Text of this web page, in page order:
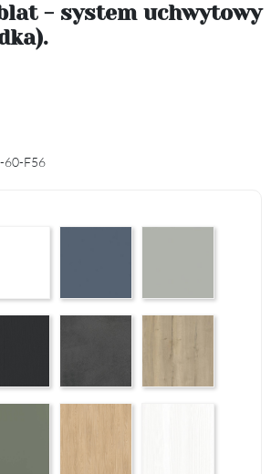
- system uchwytowy
60-F56